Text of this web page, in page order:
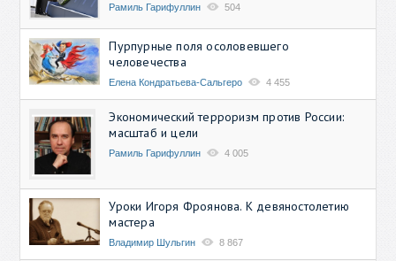
Рамиль Гарифуллин 504
Пурпурные поля осоловевшего
человечества
Елена Кондратьева-Сальгеро 4 455
Экономический терроризм против России:
масштаб и цели
Рамиль Гарифуллин 4 005
Уроки Игоря Фроянова. К девяностолетию
мастера
Владимир Шульгин 8 867